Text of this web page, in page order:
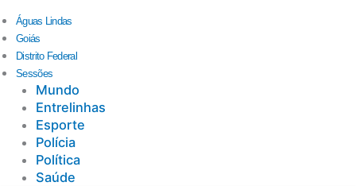
Águas Lindas
Goiás
Distrito Federal
Sessões
Mundo
Entrelinhas
Esporte
Polícia
Política
Saúde